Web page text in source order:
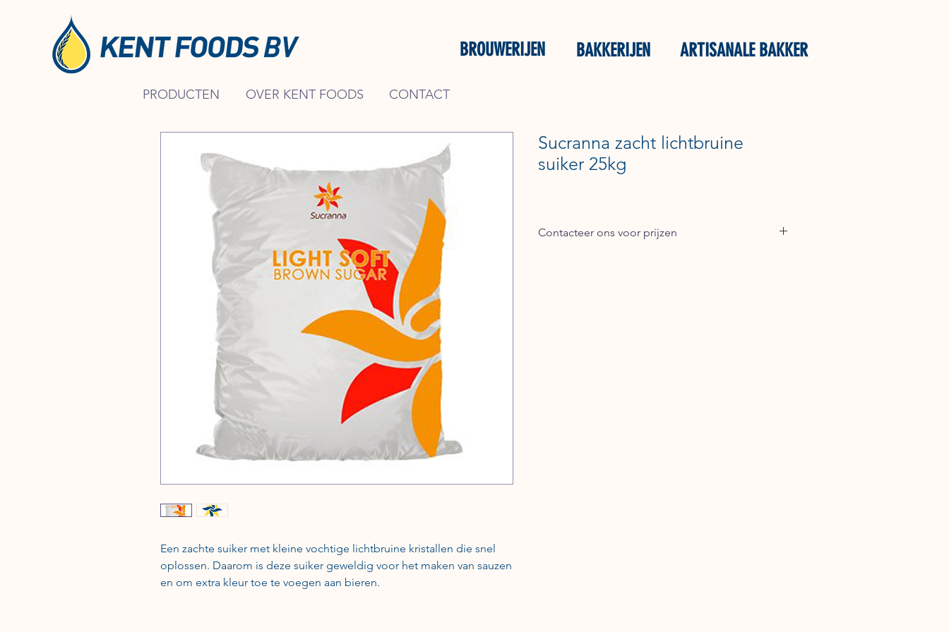
PRODUCTEN OVER KENT FOODS CONTACT
BROUWERIJEN BAKKERIJEN ARTISANALE BAKKER
Een zachte suiker met kleine vochtige lichtbruine kristallen die snel
oplossen. Daarom is deze suiker geweldig voor het maken van sauzen
en om extra kleur toe te voegen aan bieren.
Sucranna zacht lichtbruine
suiker 25kg
Contacteer ons voor prijzen